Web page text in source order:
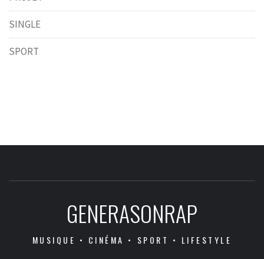
SINGLE
SPORT
GENERASONRAP
MUSIQUE • CINÉMA • SPORT • LIFESTYLE